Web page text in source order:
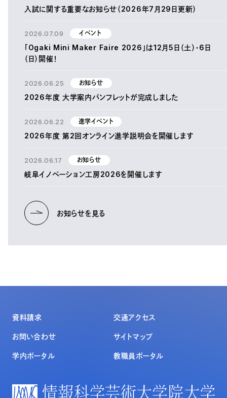
入試に関する重要なお知らせ（2026年7月29日更新）
2026.07.09 イベント
「Ogaki Mini Maker Faire 2026」は12月5日（土）・6日
（日）開催！
2026.06.25 お知らせ
2026年度 大学案内パンフレットが完成しました
2026.06.22 進学イベント
2026年度 第2回オンライン進学説明会を開催します
2026.06.17 お知らせ
岐阜イノベーション工房2026を開催します
お知らせを見る
資料請求 交通アクセス
お問い合わせ サイトマップ
学内ポータル 教職員ポータル